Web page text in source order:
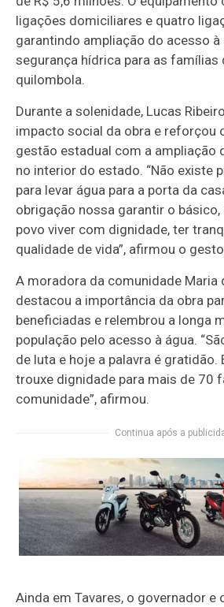
ligações domiciliares e quatro
garantindo ampliação do acesso à
segurança hídrica para as famílias
quilombola.
Durante a solenidade, Lucas
impacto social da obra e reforçou
gestão estadual com a ampliação
no interior do estado. “Não existe
para levar água para a porta da
obrigação nossa garantir o básico,
povo viver com dignidade, ter
qualidade de vida”, afirmou o
A moradora da comunidade Maria
destacou a importância da obra
beneficiadas e relembrou a longa
população pelo acesso à água.
de luta e hoje a palavra é gratidão.
trouxe dignidade para mais de 70
comunidade”, afirmou.
Continua após a
Ainda em Tavares, o governador e